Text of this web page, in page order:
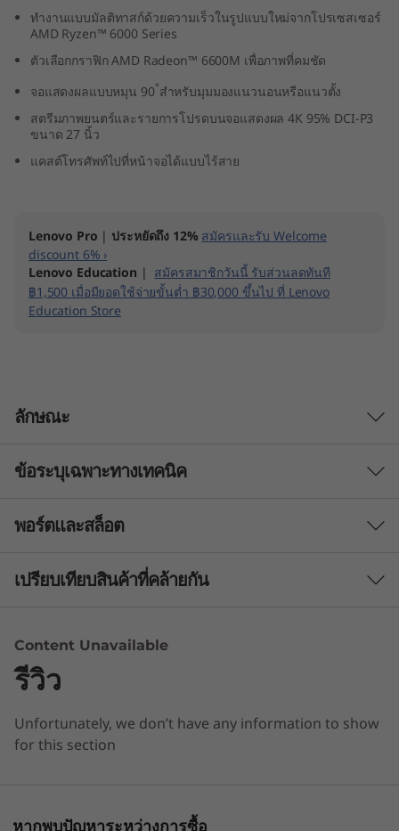
ทำงานแบบมัลติทาสก์ด้วยความเร็วในรูปแบบใหม่จากโปรเซสเซอร์
AMD Ryzen™ 6000 Series
ตัวเลือกกราฟิก AMD Radeon™ 6600M เพื่อภาพที่คมชัด
จอแสดงผลแบบหมุน 90°สำหรับมุมมองแนวนอนหรือแนวตั้ง
สตรีมภาพยนตร์และรายการโปรดบนจอแสดงผล 4K 95% DCI-P3
ขนาด 27 นิ้ว
แคสต์โทรศัพท์ไปที่หน้าจอได้แบบไร้สาย
Lenovo Pro | ประหยัดถึง 12% สมัครและรับ Welcome
discount 6% ›
Lenovo Education | สมัครสมาชิกวันนี้ รับส่วนลดทันที
฿1,500 เมื่อมียอดใช้จ่ายขั้นต่ำ ฿30,000 ขึ้นไป ที่ Lenovo
Education Store
ลักษณะ
จอแสดงผลแบบกดเพื่อหมุน
การออกแบบที่ยืดหยุ่นของ Yoga AIO 7 แบบออลอิน
กดเพียงนิ้วเดียว ปรับความสูงของจอแสดงผลได้อย่าง
ราบรื่นโดยยกหน้าจอขึ้นหรือกดลงเพื่อให้ได้มุมมอง
จอของคุณได้ชัด
ข้อระบุเฉพาะทางเทคนิค
โมบายล์โปรเซสเซอร์สูงสุด AMD Ryzen™ 7 6800H
สูงสุด Windows 11 Pro
กราฟิก
กราฟิก AMD Radeon™ ในตัว
พอร์ตและสล็อต
ปุ่มสวิตช์
เปรียบเทียบสินค้าที่คล้ายกัน
What specs do you want to compare?
หน่วยประมวลผล ระบบปฏิบัติการ หน่วยความจำ
Yoga AIO 7
Yoga AIO i
Content Unavailable
รีวิว
Unfortunately, we don’t have any information to show
for this section
หากพบปัญหาระหว่างการซื้อ